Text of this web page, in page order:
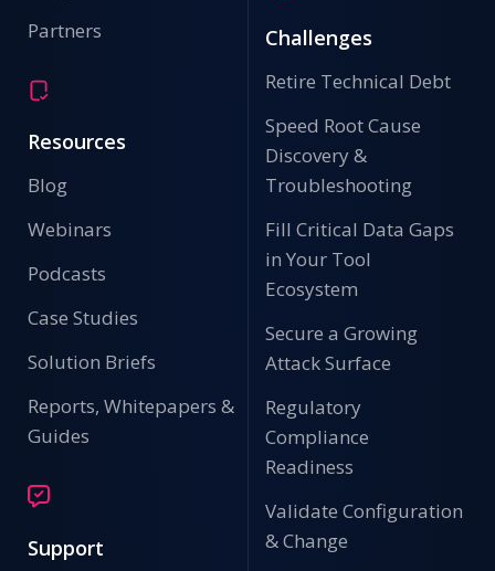
Partners
Resources
Blog
Webinars
Podcasts
Case Studies
Solution Briefs
Reports, Whitepapers &
Guides
Support
Challenges
Retire Technical Debt
Speed Root Cause
Discovery &
Troubleshooting
Fill Critical Data Gaps
in Your Tool
Ecosystem
Secure a Growing
Attack Surface
Regulatory
Compliance
Readiness
Validate Configuration
& Change